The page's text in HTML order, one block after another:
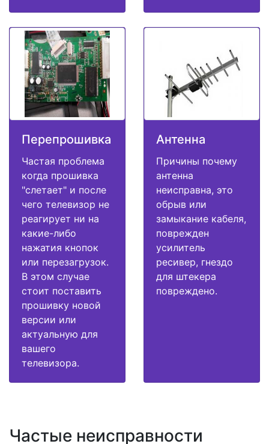
Перепрошивка
Частая проблема
когда прошивка
"слетает" и после
чего телевизор не
реагирует ни на
какие-либо
нажатия кнопок
или перезагрузок.
В этом случае
стоит поставить
прошивку новой
версии или
актуальную для
вашего
телевизора.
Антенна
Причины почему
антенна
неисправна, это
обрыв или
замыкание кабеля,
поврежден
усилитель
ресивер, гнездо
для штекера
повреждено.
Частые неисправности